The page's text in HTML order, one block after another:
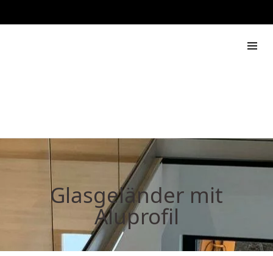
Glasgeländer mit
Aluprofil